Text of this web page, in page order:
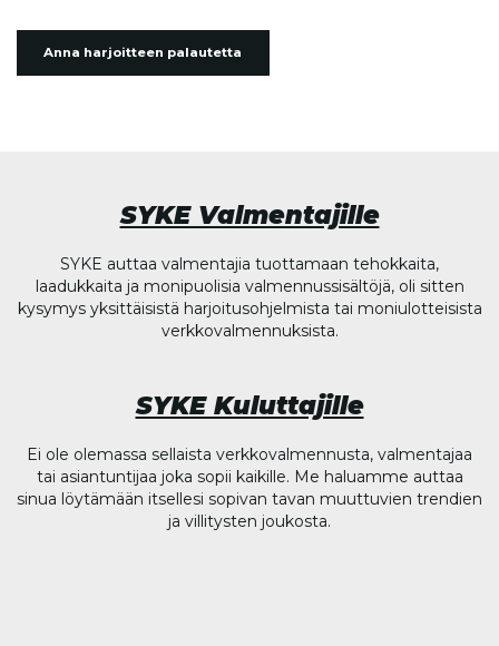
Anna harjoitteen palautetta
SYKE Valmentajille
SYKE auttaa valmentajia tuottamaan tehokkaita,
laadukkaita ja monipuolisia valmennussisältöjä, oli sitten
kysymys yksittäisistä harjoitusohjelmista tai moniulotteisista
verkkovalmennuksista.
SYKE Kuluttajille
Ei ole olemassa sellaista verkkovalmennusta, valmentajaa
tai asiantuntijaa joka sopii kaikille. Me haluamme auttaa
sinua löytämään itsellesi sopivan tavan muuttuvien trendien
ja villitysten joukosta.